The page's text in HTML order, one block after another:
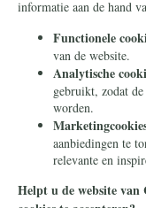
Eenmalig
Maandelijks
Periodiek
Nalaten
Zelf overschrijven